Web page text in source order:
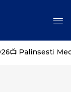
📺 Palinsesti